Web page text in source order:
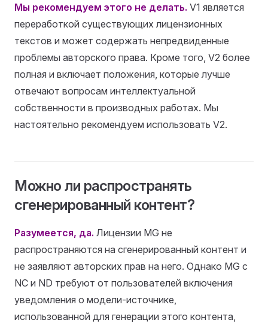
Мы рекомендуем этого не делать. V1 является
переработкой существующих лицензионных
текстов и может содержать непредвиденные
проблемы авторского права. Кроме того, V2 более
полная и включает положения, которые лучше
отвечают вопросам интеллектуальной
собственности в производных работах. Мы
настоятельно рекомендуем использовать V2.
Можно ли распространять
сгенерированный контент?
Разумеется, да. Лицензии MG не
распространяются на сгенерированный контент и
не заявляют авторских прав на него. Однако MG с
NC и ND требуют от пользователей включения
уведомления о модели-источнике,
использованной для генерации этого контента,